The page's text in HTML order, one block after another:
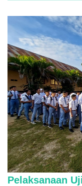
Pelaksanaan